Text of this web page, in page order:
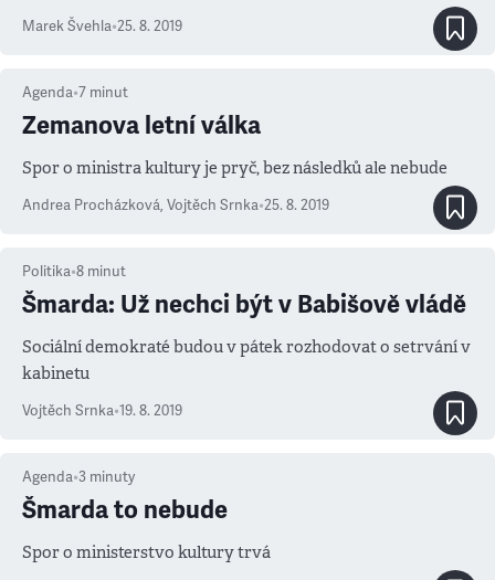
Marek Švehla•25. 8. 2019
Agenda•7 minut
Zemanova letní válka
Spor o ministra kultury je pryč, bez následků ale nebude
Andrea Procházková, Vojtěch Srnka•25. 8. 2019
Politika•8 minut
Šmarda: Už nechci být v Babišově vládě
Sociální demokraté budou v pátek rozhodovat o setrvání v
kabinetu
Vojtěch Srnka•19. 8. 2019
Agenda•3 minuty
Šmarda to nebude
Spor o ministerstvo kultury trvá